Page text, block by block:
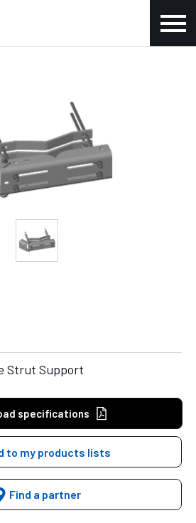
Strut Support
specifications
to my products lists
Find a partner